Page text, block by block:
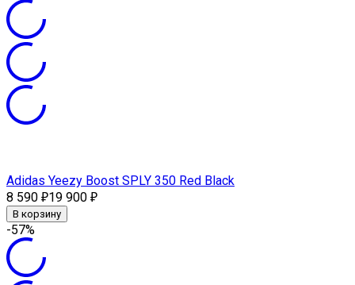
Adidas Yeezy Boost SPLY 350 Red Black
8 590 ₽19 900 ₽
В корзину
-57%